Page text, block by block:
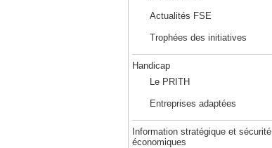
Actualités FSE
Trophées des initiatives
Handicap
Le PRITH
Entreprises adaptées
Information stratégique et sécurité
économiques